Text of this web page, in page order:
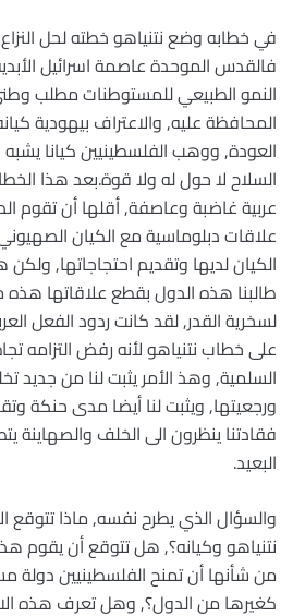
في خطابه وضع نتنياهو خطته لحل
فالقدس الموحدة عاصمة اسرائيل
النمو الطبيعي للمستوطنات مطلب
المحافظة عليه, والاعتراف بيهودية
العودة, ووهب الفلسطينيين كيانا يشبه
السلاح لا حول له ولا قوة.بعد هذا
عربية غاضبة وعاصفة, أقلها أن تقوم
علاقات دبلوماسية مع الكيان
الكيان لديها وتقديم احتجاجاتها,
طالبنا هذه الدول بقطع علاقاتها هذه
لسخرية القدر, لقد كانت ردود الفعل
على خطاب نتنياهو لأنه رفض التزامه
السلمية, وهذ الأمر يثبت لنا من جديد
ورجعيتها, ويثبت لنا أيضا مدى حنكة
فقادتنا ينظرون الى الخلف والصهاينة
البعيد.
والسؤال الذي يطرح نفسه, ماذا تتوقع
نتنياهو وكيانه؟, هل تتوقع أن يقوم
من شأنها أن تمنح الفلسطينيين دولة
كغيرها من الدول؟, وهل تعرف هذه